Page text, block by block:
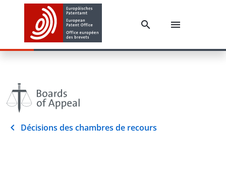
Décisions des chambres de recours